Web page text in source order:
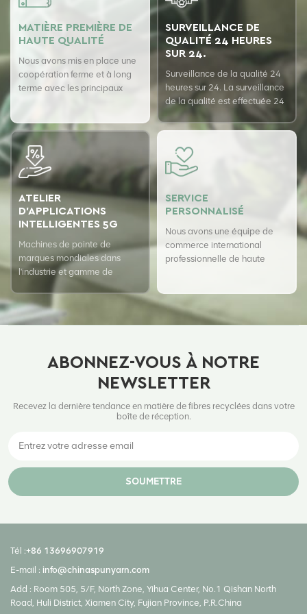
MATIÈRE PREMIÈRE DE
HAUTE QUALITÉ
Nous avons mis en place une
coopération ferme et à long
terme avec les principaux
de nos produits.
SURVEILLANCE DE
QUALITÉ 24 HEURES
SUR 24.
Surveillance de la qualité 24
heures sur 24. La surveillance
de la qualité est effectuée 24
heures sur 24 avec le système
d'assurance qualité USTER
notre qualité.
ATELIER
D'APPLICATIONS
INTELLIGENTES 5G
Machines de pointe de
marques mondiales dans
l'industrie et gamme de
produits entièrement
SERVICE
PERSONNALISÉ
Nous avons une équipe de
commerce international
professionnelle de haute
ABONNEZ-VOUS À NOTRE
NEWSLETTER
Recevez la dernière tendance en matière de fibres recyclées dans votre
boîte de réception.
SOUMETTRE
Tél :+86 13696907919
E-mail : info@chinaspunyarn.com
Add : Room 505, 5/F, North Zone, Yihua Center, No.1 Qishan North
Road, Huli District, Xiamen City, Fujian Province, P.R.China